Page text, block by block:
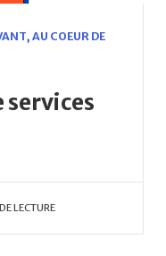
, AU COEUR DE
services
LECTURE